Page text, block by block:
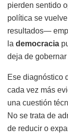
pierden sentido
política se
resultados—
la democracia
deja de
Ese diagnóstico
cada vez más
una cuestión
No se trata de
de reducir o